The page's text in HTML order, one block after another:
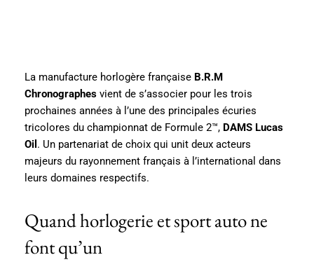
La manufacture horlogère française B.R.M
Chronographes vient de s’associer pour les trois
prochaines années à l’une des principales écuries
tricolores du championnat de Formule 2™, DAMS Lucas
Oil . Un partenariat de choix qui unit deux acteurs
majeurs du rayonnement français à l’international dans
leurs domaines respectifs.
Quand horlogerie et sport auto ne
font qu’un